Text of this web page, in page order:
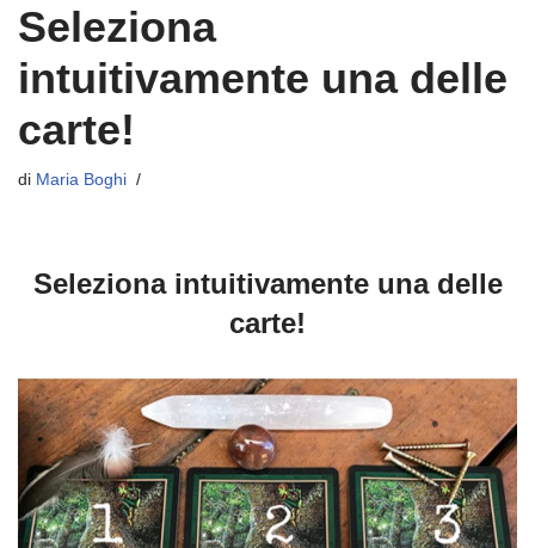
Seleziona
intuitivamente una delle
carte!
di Maria Boghi
Seleziona intuitivamente una delle
carte!